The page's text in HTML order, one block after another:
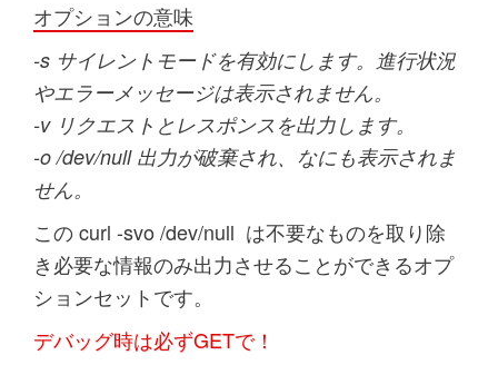
オプションの意味
-s サイレントモードを有効にします。進行状況
やエラーメッセージは表示されません。
-v リクエストとレスポンスを出力します。
-o /dev/null 出力が破棄され、なにも表示されま
せん。
このcurl -svo /dev/null は不要なものを取り除
き必要な情報のみ出力させることができるオプ
ションセットです。
デバッグ時は必ずGETで！